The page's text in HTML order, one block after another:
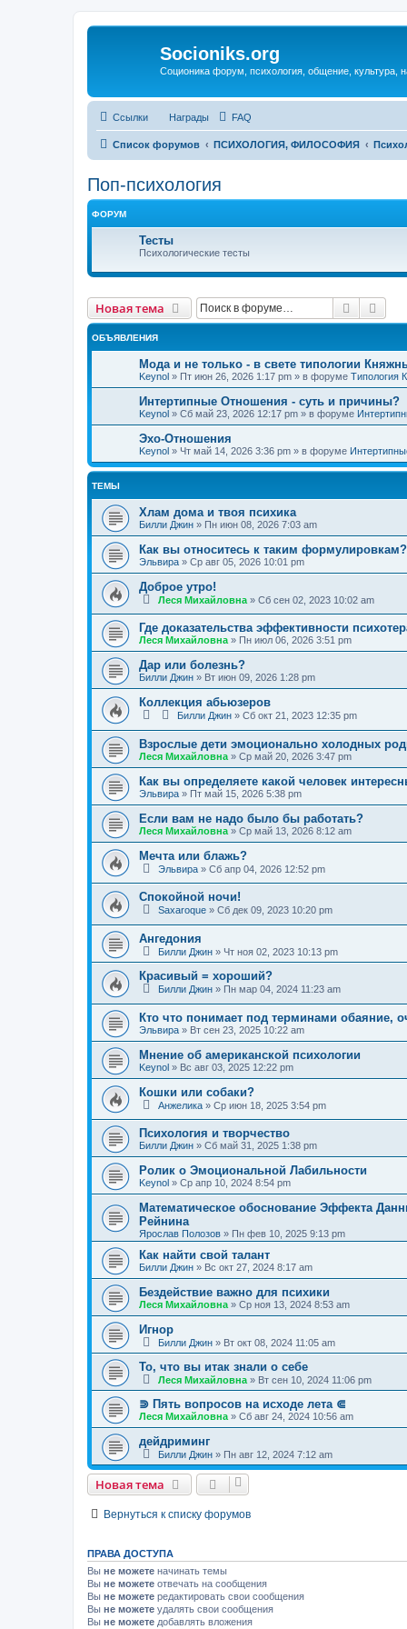
Socioniks.org
Соционика форум, психология, общение, культура,
Ссылки Награды FAQ
Список форумов ПСИХОЛОГИЯ, ФИЛОСОФИЯ
Поп-психология
ФОРУМ
Тесты
Психологические тесты
Новая тема Поиск
ОБЪЯВЛЕНИЯ
Мода и не только - в свете типологии
Keynol » Пт июн 26, 2026 1:17 pm » в форуме Типология
Интертипные Отношения - суть и причины?
Keynol » Сб май 23, 2026 12:17 pm » в форуме
Эхо-Отношения
Keynol » Чт май 14, 2026 3:36 pm » в форуме
ТЕМЫ
Хлам дома и твоя психика
Билли Джин » Пн июн 08, 2026 7:03 am
Как вы относитесь к таким формулировкам?
Эльвира » Ср авг 05, 2026 10:01 pm
Доброе утро!
Леся Михайловна » Сб сен 02, 2023 10:02 am
Где доказательства эффективности
Леся Михайловна » Пн июл 06, 2026 3:51 pm
Дар или болезнь?
Билли Джин » Вт июн 09, 2026 1:28 pm
Коллекция абьюзеров
Билли Джин » Сб окт 21, 2023 12:35 pm
Взрослые дети эмоционально холодных
Леся Михайловна » Ср май 20, 2026 3:47 pm
Как вы определяете какой человек
Эльвира » Пт май 15, 2026 5:38 pm
Если вам не надо было бы работать?
Леся Михайловна » Ср май 13, 2026 8:12 am
Мечта или блажь?
Эльвира » Сб апр 04, 2026 12:52 pm
Спокойной ночи!
Saxaroque » Сб дек 09, 2023 10:20 pm
Ангедония
Билли Джин » Чт ноя 02, 2023 10:13 pm
Красивый = хороший?
Билли Джин » Пн мар 04, 2024 11:23 am
Кто что понимает под терминами обаяние,
Эльвира » Вт сен 23, 2025 10:22 am
Мнение об американской психологии
Keynol » Вс авг 03, 2025 12:22 pm
Кошки или собаки?
Анжелика » Ср июн 18, 2025 3:54 pm
Психология и творчество
Билли Джин » Сб май 31, 2025 1:38 pm
Ролик о Эмоциональной Лабильности
Keynol » Ср апр 10, 2024 8:54 pm
Математическое обоснование Эффекта
Рейнина
Ярослав Полозов » Пн фев 10, 2025 9:13 pm
Как найти свой талант
Билли Джин » Вс окт 27, 2024 8:17 am
Бездействие важно для психики
Леся Михайловна » Ср ноя 13, 2024 8:53 am
Игнор
Билли Джин » Вт окт 08, 2024 11:05 am
То, что вы итак знали о себе
Леся Михайловна » Вт сен 10, 2024 11:06 pm
⋑ Пять вопросов на исходе лета ⋐
Леся Михайловна » Сб авг 24, 2024 10:56 am
дейдриминг
Билли Джин » Пн авг 12, 2024 7:12 am
Новая тема
Вернуться к списку форумов
ПРАВА ДОСТУПА
Вы не можете начинать темы
Вы не можете отвечать на сообщения
Вы не можете редактировать свои сообщения
Вы не можете удалять свои сообщения
Вы не можете добавлять вложения